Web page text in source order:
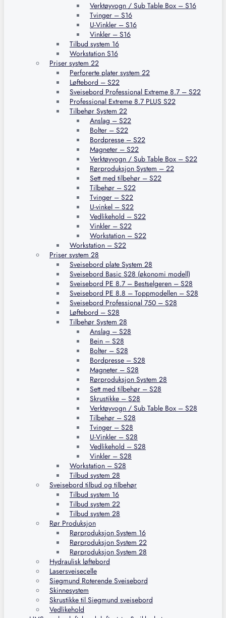
Verktøyvogn / Sub Table Box – S16
Tvinger – S16
U-Vinkler – S16
Vinkler – S16
Tilbud system 16
Workstation S16
Priser system 22
Perforerte plater system 22
Løftebord – S22
Sveisebord Professional Extreme 8.7 – S22
Professional Extreme 8.7 PLUS S22
Tilbehør System 22
Anslag – S22
Bolter – S22
Bordpresse – S22
Magneter – S22
Verktøyvogn / Sub Table Box – S22
Rørproduksjon System – 22
Sett med tilbehør – S22
Tilbehør – S22
Tvinger – S22
U-vinkel – S22
Vedlikehold – S22
Vinkler – S22
Workstation – S22
Workstation – S22
Priser system 28
Sveisebord plate System 28
Sveisebord Basic S28 (økonomi modell)
Sveisebord PE 8.7 – Bestselgeren – S28
Sveisebord PE 8.8 – Toppmodellen – S28
Sveisebord Professional 750 – S28
Løftebord – S28
Tilbehør System 28
Anslag – S28
Bein – S28
Bolter – S28
Bordpresse – S28
Magneter – S28
Rørproduksjon System 28
Sett med tilbehør – S28
Skrustikke – S28
Verktøyvogn / Sub Table Box – S28
Tilbehør – S28
Tvinger – S28
U-Vinkler – S28
Vedlikehold – S28
Vinkler – S28
Workstation – S28
Tilbud system 28
Sveisebord tilbud og tilbehør
Tilbud system 16
Tilbud system 22
Tilbud system 28
Rør Produksjon
Rørproduksjon System 16
Rørproduksjon System 22
Rørproduksjon System 28
Hydraulisk løftebord
Lasersveisecelle
Siegmund Roterende Sveisebord
Skinnesystem
Skrustikke til Siegmund sveisebord
Vedlikehold